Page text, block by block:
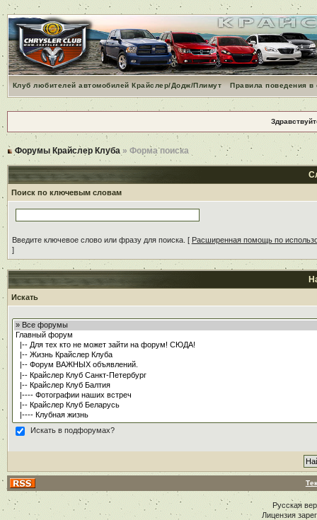
Клуб любителей автомобилей Крайслер/Додж/Плимут Правила поведения
Форумы Крайслер Клуба » Форма поиска
Поиск по ключевым словам
Введите ключевое слово или фразу для поиска. [ Расширенная помощь по
]
Искать
Искать в подфорумах?
Русская
Лицензия